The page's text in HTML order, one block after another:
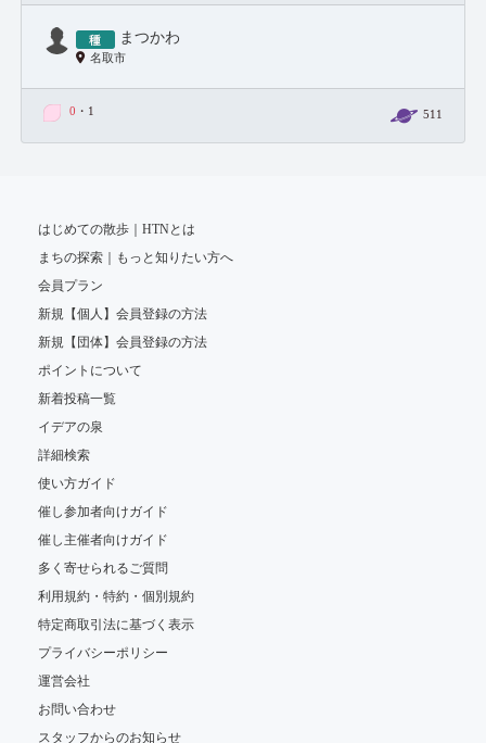
まつかわ
名取市
0 ・1 511
はじめての散歩｜HTNとは
まちの探索｜もっと知りたい方へ
会員プラン
新規【個人】会員登録の方法
新規【団体】会員登録の方法
ポイントについて
新着投稿一覧
イデアの泉
詳細検索
使い方ガイド
催し参加者向けガイド
催し主催者向けガイド
多く寄せられるご質問
利用規約・特約・個別規約
特定商取引法に基づく表示
プライバシーポリシー
運営会社
お問い合わせ
スタッフからのお知らせ